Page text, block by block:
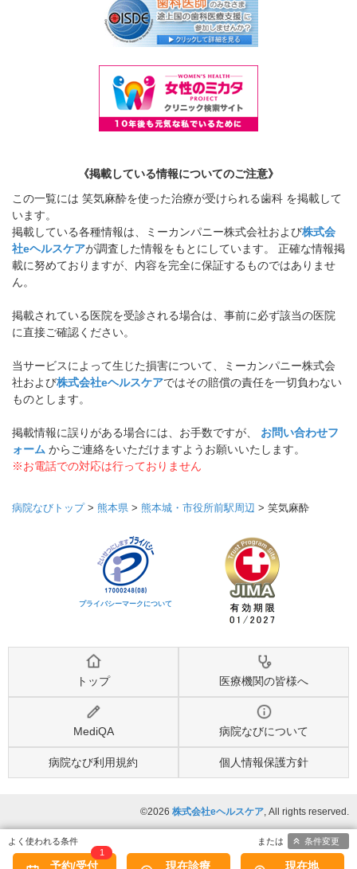
《掲載している情報についてのご注意》
この一覧には 笑気麻酔を使った治療が受けられる歯科 を掲載して
います。
掲載している各種情報は、ミーカンパニー株式会社および株式会
社eヘルスケアが調査した情報をもとにしています。 正確な情報掲
載に努めておりますが、内容を完全に保証するものではありませ
ん。
掲載されている医院を受診される場合は、事前に必ず該当の医院
に直接ご確認ください。
当サービスによって生じた損害について、ミーカンパニー株式会
社および株式会社eヘルスケアではその賠償の責任を一切負わない
ものとします。
掲載情報に誤りがある場合には、お手数ですが、 お問い合わせフ
ォーム からご連絡をいただけますようお願いいたします。
※お電話での対応は行っておりません
病院なびトップ> 熊本県 > 熊本城・市役所前駅周辺 > 笑気麻酔
プライバシーマークについて
トップ 医療機関の皆様へ
MediQA 病院なびについて
病院なび利用規約 個人情報保護方針
©2026 株式会社eヘルスケア, All rights reserved.
予約/受付
1
現在診療 現在地
条件変更